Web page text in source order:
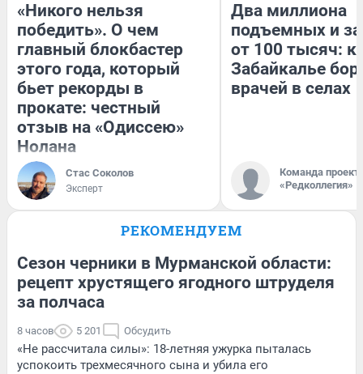
«Никого нельзя
победить». О чем
главный блокбастер
этого года, который
бьет рекорды в
прокате: честный
отзыв на «Одиссею»
Нолана
Стас Соколов
Эксперт
Два миллиона
подъемных и
от 100 тысяч:
Забайкалье
врачей в селах
Команда
«Редколлегия»
РЕКОМЕНДУЕМ
Сезон черники в Мурманской области:
рецепт хрустящего ягодного штруделя
за полчаса
8 часов 5 201 Обсудить
«Не рассчитала силы»: 18-летняя ужурка пыталась
успокоить трехмесячного сына и убила его